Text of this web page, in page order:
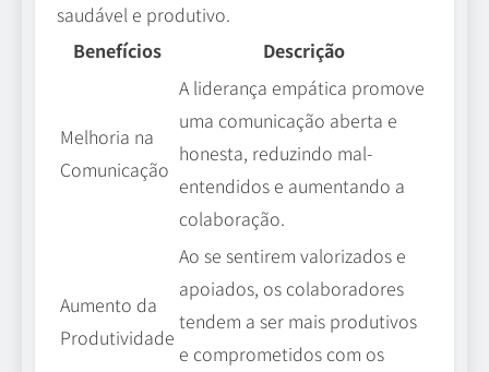
saudável e produtivo.
Benefícios
Descrição
Melhoria na
Comunicação
A liderança empática promove
uma comunicação aberta e
honesta, reduzindo mal-
entendidos e aumentando a
colaboração.
Aumento da
Produtividade
Ao se sentirem valorizados e
apoiados, os colaboradores
tendem a ser mais produtivos
e comprometidos com os